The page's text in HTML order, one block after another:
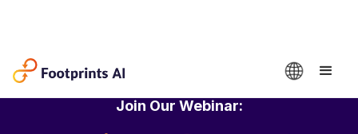
Join Our Webinar: